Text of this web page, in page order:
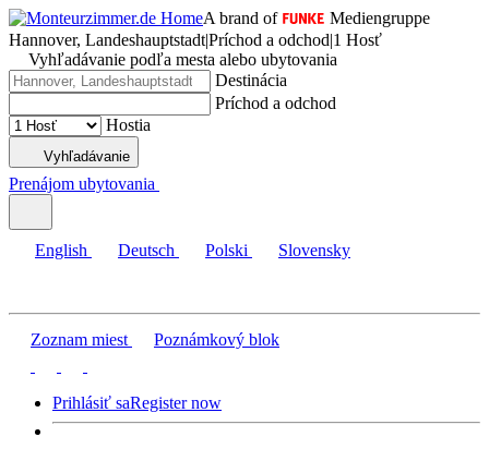
A brand of
Mediengruppe
Hannover, Landeshauptstadt|Príchod a odchod|1 Hosť
Vyhľadávanie podľa mesta alebo ubytovania
Destinácia
Príchod a odchod
Hostia
Vyhľadávanie
Prenájom ubytovania
English Deutsch Polski Slovensky
Zoznam miest Poznámkový blok
Prihlásiť saRegister now